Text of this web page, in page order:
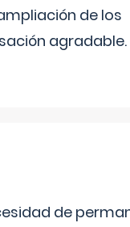
de los
agradable.
de